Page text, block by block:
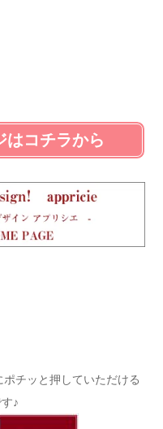
はコチラから
チッと押していただける
♪